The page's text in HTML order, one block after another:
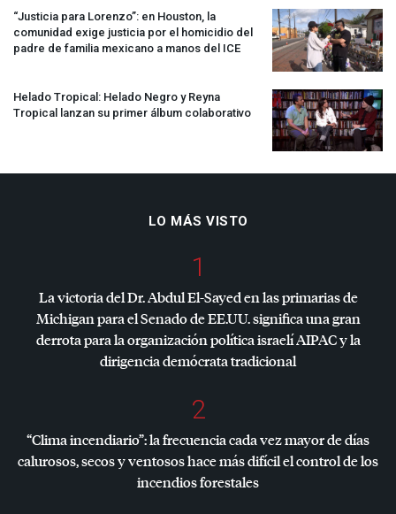
“Justicia para Lorenzo”: en Houston, la
comunidad exige justicia por el homicidio del
padre de familia mexicano a manos del ICE
Helado Tropical: Helado Negro y Reyna
Tropical lanzan su primer álbum colaborativo
LO MÁS VISTO
1
La victoria del Dr. Abdul El-Sayed en las primarias de
Michigan para el Senado de EE.UU. significa una gran
derrota para la organización política israelíAIPACy la
dirigencia demócrata tradicional
2
“Clima incendiario”: la frecuencia cada vez mayor de días
calurosos, secos y ventosos hace más difícil el control de los
incendios forestales